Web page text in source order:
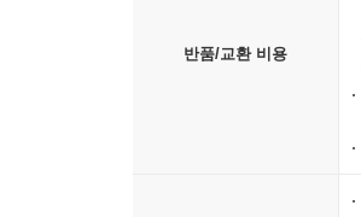
반품/교환 비용